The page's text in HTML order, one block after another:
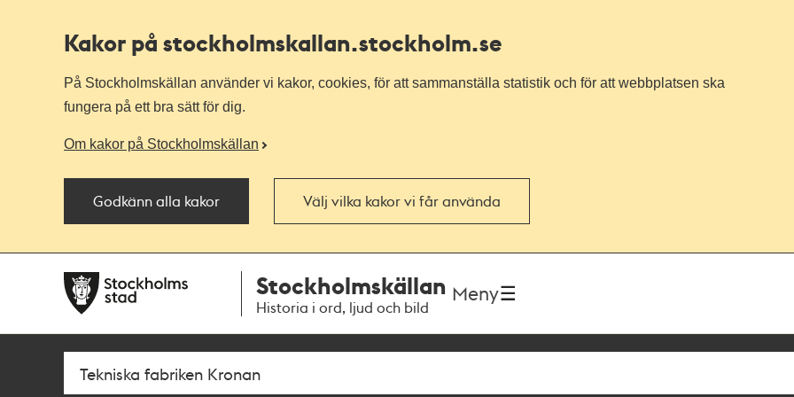
Kakor på stockholmskallan.stockholm.se
På Stockholmskällan använder vi kakor, cookies, för att sammanställa statistik och för att webbplatsen ska
fungera på ett bra sätt för dig.
Om kakor på Stockholmskällan
Godkänn alla kakor Välj vilka kakor vi får använda
navigationen
huvudinnehållet
Stockholmskällan
Historia i ord, ljud och bild
Meny
Sök